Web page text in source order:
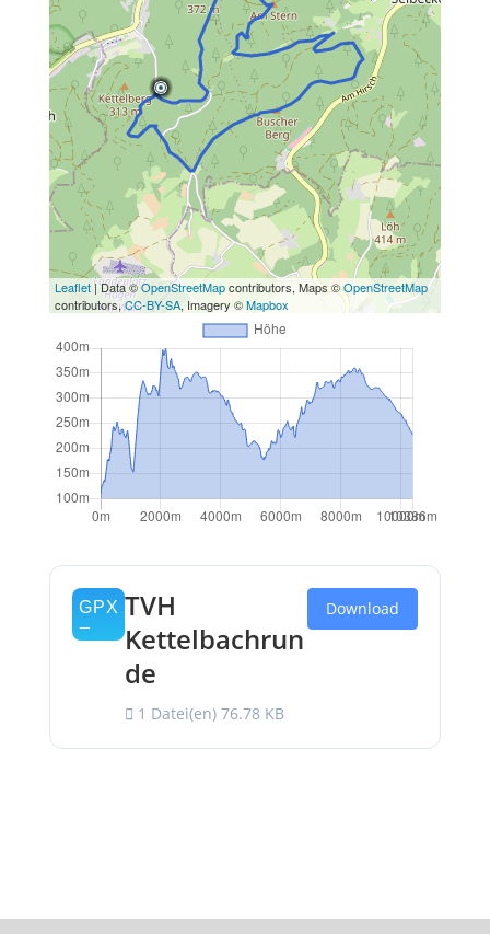
Leaflet| Data ©OpenStreetMapcontributors, Maps ©OpenStreetMap
contributors,CC-BY-SA, Imagery ©Mapbox
TVH
Kettelbachrun
de
1 Datei(en) 76.78 KB
Download